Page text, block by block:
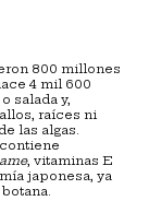
800 millones
4 mil 600
salada y,
raíces ni
las algas.
, vitaminas E
japonesa, ya